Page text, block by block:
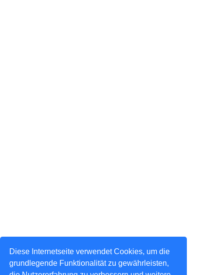
Diese Internetseite verwendet Cookies, um die
grundlegende Funktionalität zu gewährleisten,